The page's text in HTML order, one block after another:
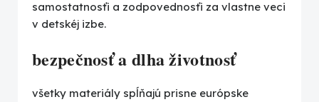
samostatnosťi a zodpovednosťi za vlastne veci
v detskéj izbe.
bezpečnosť a dlha životnosť
všetky materiály spĺňajú prisne európske